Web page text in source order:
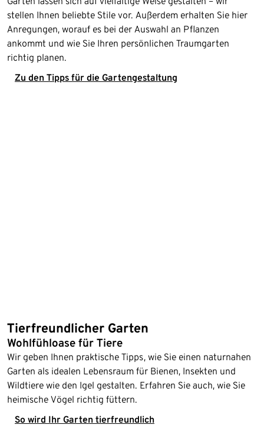
stellen Ihnen beliebte Stile vor. Außerdem erhalten Sie hier
Anregungen, worauf es bei der Auswahl an Pflanzen
ankommt und wie Sie Ihren persönlichen Traumgarten
richtig planen.
Zu den Tipps für die Gartengestaltung
Tierfreundlicher Garten
Wohlfühloase für Tiere
Wir geben Ihnen praktische Tipps, wie Sie einen naturnahen
Garten als idealen Lebensraum für Bienen, Insekten und
Wildtiere wie den Igel gestalten. Erfahren Sie auch, wie Sie
heimische Vögel richtig füttern.
So wird Ihr Garten tierfreundlich